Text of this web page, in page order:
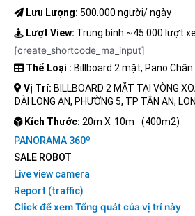
Lưu Lượng: 500.000 người/ ngày
Lượt View: Trung bình ~45.000 lượt
[create_shortcode_ma_input]
Thể Loại : Billboard 2 mặt, Pano Chân
Vị Trí: BILLBOARD 2 MẶT TẠI VÒNG
ĐÀI LONG AN, PHƯỜNG 5, TP TÂN AN,
Kích Thước: 20m X 10m
(400m2)
PANORAMA 360o
SALE ROBOT
Live view camera
Report (traffic)
Click để xem Tổng quát của vị trí này